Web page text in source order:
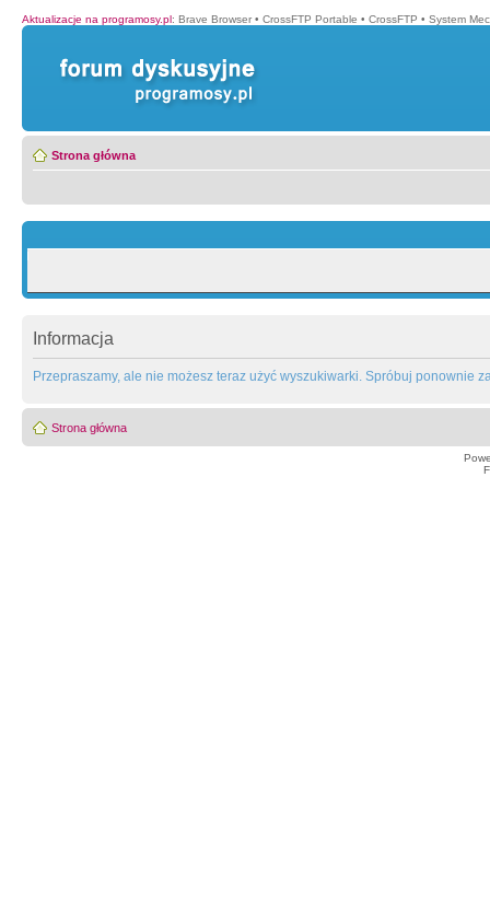
Aktualizacje na programosy.pl: Brave Browser • CrossFTP Portable • CrossFTP • System
Strona główna
Informacja
Przepraszamy, ale nie możesz teraz użyć wyszukiwarki. Spróbuj ponownie
Strona główna